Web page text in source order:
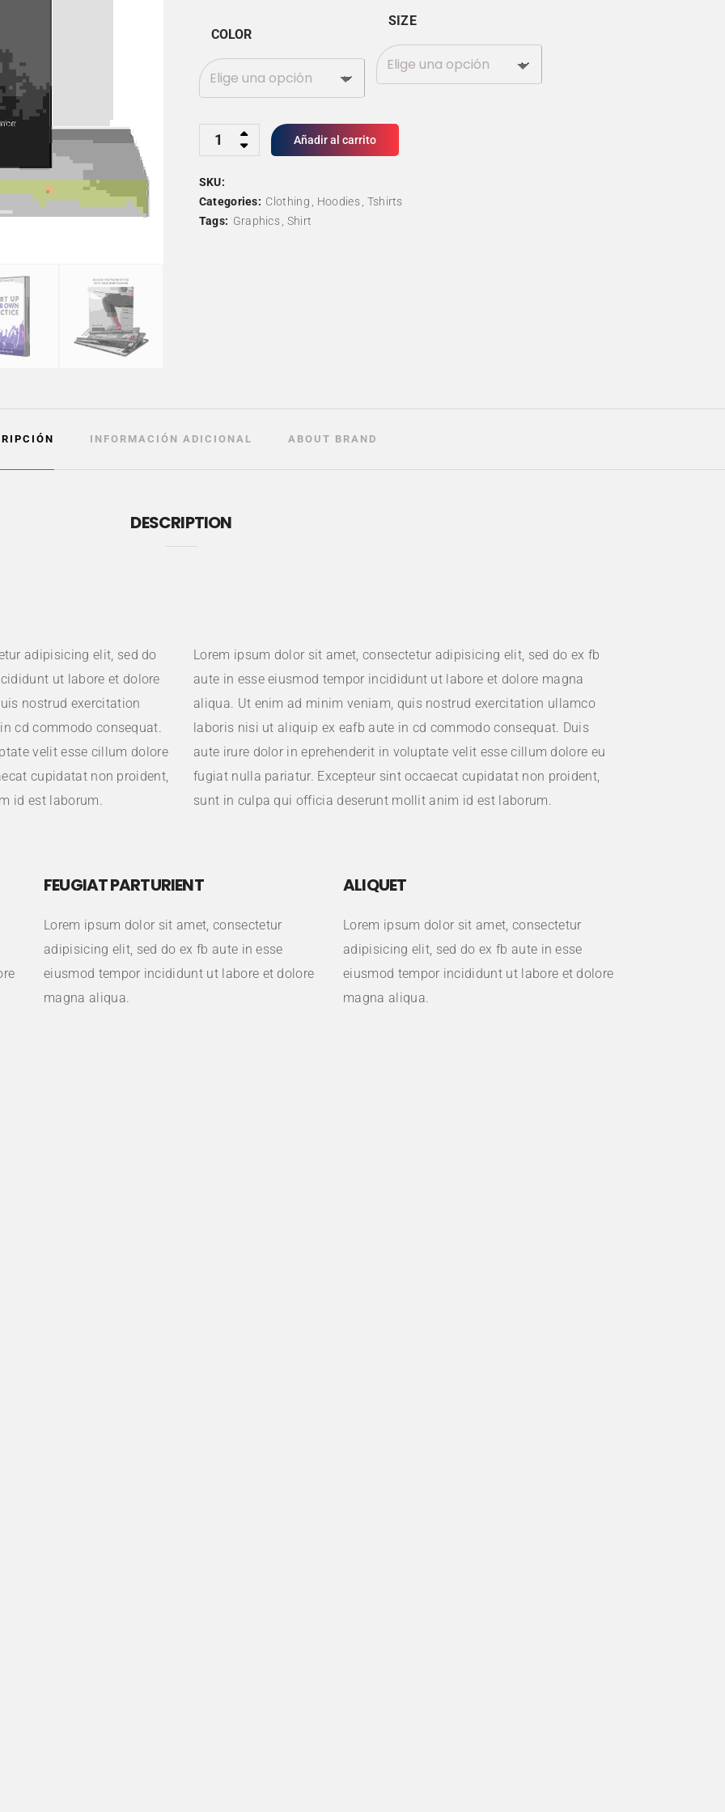
COLOR
SIZE
Quantity Añadir al carrito
SKU:
Categories: Clothing Hoodies Tshirts
Tags: Graphics Shirt
INFORMACIÓN ADICIONAL ABOUT BRAND
DESCRIPTION
adipisicing elit, sed do
ut labore et dolore
nostrud exercitation
cd commodo consequat.
velit esse cillum dolore
cupidatat non proident,
id est laborum.
Lorem ipsum dolor sit amet, consectetur adipisicing elit, sed do ex fb
aute in esse eiusmod tempor incididunt ut labore et dolore magna
aliqua. Ut enim ad minim veniam, quis nostrud exercitation ullamco
laboris nisi ut aliquip ex eafb aute in cd commodo consequat. Duis
aute irure dolor in eprehenderit in voluptate velit esse cillum dolore eu
fugiat nulla pariatur. Excepteur sint occaecat cupidatat non proident,
sunt in culpa qui officia deserunt mollit anim id est laborum.
FEUGIAT PARTURIENT
Lorem ipsum dolor sit amet, consectetur
adipisicing elit, sed do ex fb aute in esse
eiusmod tempor incididunt ut labore et dolore
magna aliqua.
ALIQUET
Lorem ipsum dolor sit amet, consectetur
adipisicing elit, sed do ex fb aute in esse
eiusmod tempor incididunt ut labore et dolore
magna aliqua.